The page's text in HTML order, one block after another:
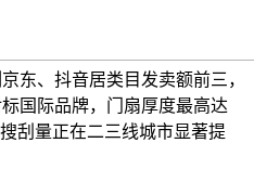
东、抖音居类目发卖额前三，
国际品牌，门扇厚度最高达
刮量正在二三线城市显著提